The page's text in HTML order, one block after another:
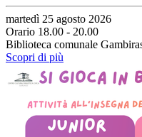
martedì 25 agosto 2026
Orario 18.00 - 20.00
Biblioteca comunale
Scopri di più